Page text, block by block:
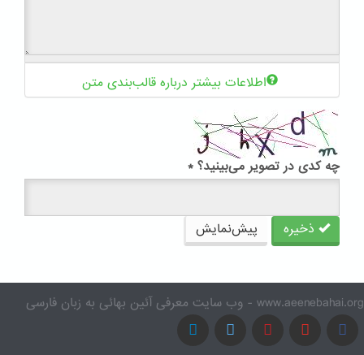
اطلاعات بیشتر درباره قالب‌بندی متن
چه کدی در تصویر می‌بینید؟ *
ذخیره پیش‌نمایش
www.aeenebahai.org - وب سایت معرفی آئین بهائی به زبان فارسی